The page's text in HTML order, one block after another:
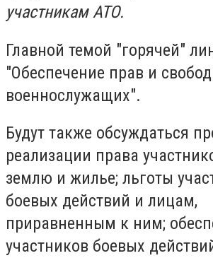
участникам АТО.
Главной темой "горячей"
"Обеспечение прав и свобод
военнослужащих".
Будут также обсуждаться
реализации права
землю и жилье; льготы
боевых действий и лицам,
приравненным к ним;
участников боевых